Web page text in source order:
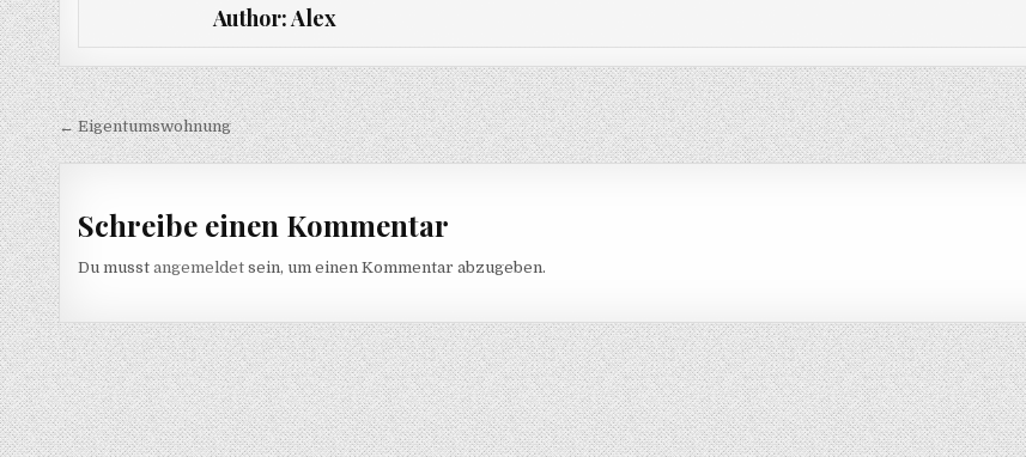
Author:Alex
Beitragsnavigation
← Eigentumswohnung
Schreibe einen Kommentar
Du musstangemeldet sein, um einen Kommentar abzugeben.